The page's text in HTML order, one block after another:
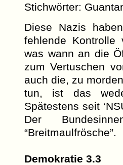
Stichwörter:
Diese Nazis
fehlende Kontrolle
was wann an die
zum Vertuschen
auch die, zu
tun, ist das
Spätestens seit
Der
“Breitmaulfrösche”.
Demokratie 3.3